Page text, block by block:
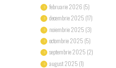
februarie 2026 (5)
decembrie 2025 (17)
noiembrie 2025 (3)
octombrie 2025 (5)
septembrie 2025 (2)
august 2025 (1)